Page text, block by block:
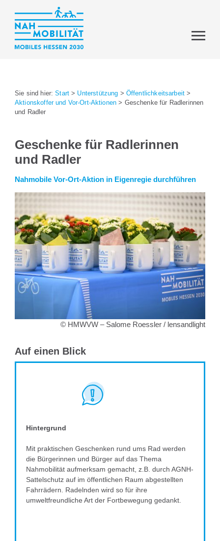
Sie sind hier:Start > Unterstützung > Öffentlichkeitsarbeit >
Aktionskoffer und Vor-Ort-Aktionen > Geschenke für Radlerinnen
und Radler
Geschenke für Radlerinnen
und Radler
Nahmobile Vor-Ort-Aktion in Eigenregie durchführen
© HMWVW – Salome Roessler / lensandlight
Auf einen Blick
Hintergrund
Mit praktischen Geschenken rund ums Rad werden
die Bürgerinnen und Bürger auf das Thema
Nahmobilität aufmerksam gemacht, z.B. durch AGNH-
Sattelschutz auf im öffentlichen Raum abgestellten
Fahrrädern. Radelnden wird so für ihre
umweltfreundliche Art der Fortbewegung gedankt.